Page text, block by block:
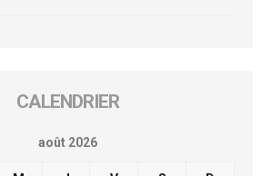
CALENDRIER
août 2026